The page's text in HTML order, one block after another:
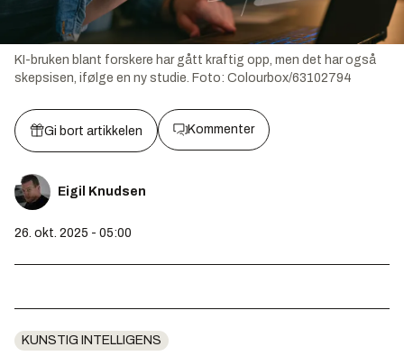
KI-bruken blant forskere har gått kraftig opp, men det har også
skepsisen, ifølge en ny studie. Foto: Colourbox/63102794
Gi bort artikkelen Kommenter
Eigil Knudsen
26. okt. 2025 - 05:00
KUNSTIG INTELLIGENS